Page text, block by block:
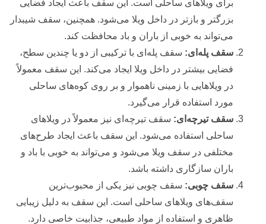
برای ویلاهای ساحلی است. این سقف باعث ایجاد فضایی
بزرگتر و بازتر در داخل ویلا می‌شود. همچنین، سقف شیبدار
می‌تواند به خوبی از باران و باد محافظت کند.
سقف پله‌ای: سقف پله‌ای با ترکیبی از دو یا چندین سطح،
فضایی بیشتر در داخل ویلا ایجاد می‌کند. این سقف معمولاً
در ویلاهایی با زمینی ناهموار و بر روی کوه‌های ساحلی
مورد استفاده قرار می‌گیرد.
سقف تیرچه‌ای: سقف تیرچه‌ای نیز معمولاً در ویلاهای
ساحلی استفاده می‌شود. این سقف باعث ایجاد طرح‌های
مختلفی در سقف ویلا می‌شود و می‌تواند به خوبی با باد و
باران سازگاری داشته باشد.
سقف چوبی: سقف چوبی نیز یکی از محبوب‌ترین
سقف‌های ویلاهای ساحلی است. این سقف به دلیل زیبایی
ظاهری و استفاده از مواد طبیعی، جذابیت خاصی دارد.